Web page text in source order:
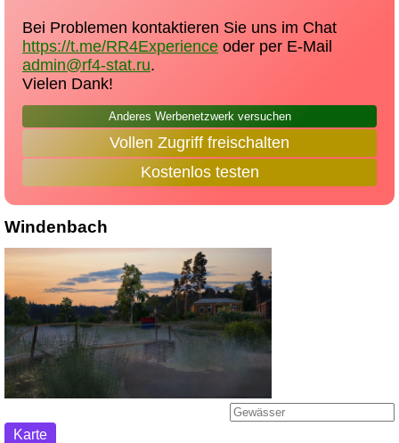
Bei Problemen kontaktieren Sie uns im Chat
https://t.me/RR4Experience oder per E-Mail
admin@rf4-stat.ru.
Vielen Dank!
Anderes Werbenetzwerk versuchen
Vollen Zugriff freischalten
Kostenlos testen
Windenbach
Karte